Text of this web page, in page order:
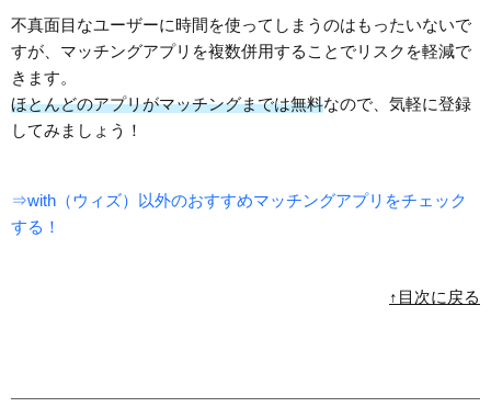
不真面目なユーザーに時間を使ってしまうのはもったいないで
すが、マッチングアプリを複数併用することでリスクを軽減で
きます。
ほとんどのアプリがマッチングまでは無料なので、気軽に登録
してみましょう！
⇒with（ウィズ）以外のおすすめマッチングアプリをチェック
する！
↑目次に戻る